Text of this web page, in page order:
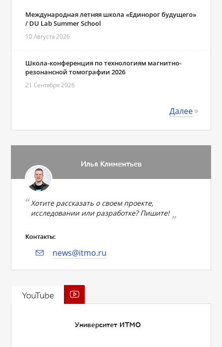
Международная летняя школа «Единорог будущего»
/ DU Lab Summer School
10 Августа 2026
Школа-конференция по технологиям магнитно-
резонансной томографии 2026
21 Сентября 2026
Далее
Илья Климентьев
Хотите рассказать о своем проекте,
исследовании или разработке? Пишите!
Контакты:
news@itmo.ru
YouTube
Университет ИТМО